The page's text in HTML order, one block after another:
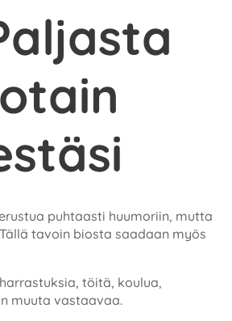
puhtaasti huumoriin, mutta
tavoin biosta saadaan myös
töitä, koulua,
muuta vastaavaa.